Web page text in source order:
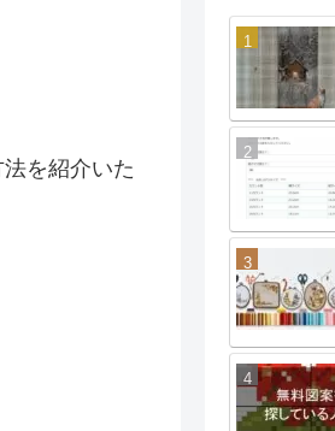
を紹介いた